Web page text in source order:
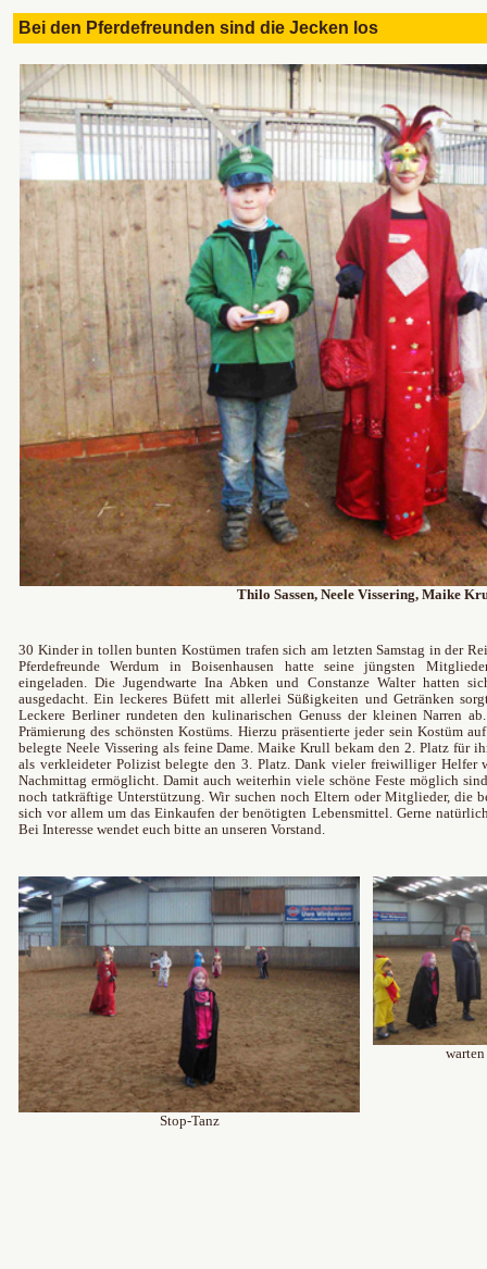
Bei den Pferdefreunden sind die Jecken
Thilo Sassen, Neele Vissering, Maike
30 Kinder in tollen bunten Kostümen trafen sich am letzten Samstag in der
Pferdefreunde Werdum in Boisenhausen hatte seine jüngsten
eingeladen. Die Jugendwarte Ina Abken und Constanze Walter hatten
ausgedacht. Ein leckeres Büfett mit allerlei Süßigkeiten und Getränken
Leckere Berliner rundeten den kulinarischen Genuss der kleinen Narren
Prämierung des schönsten Kostüms. Hierzu präsentierte jeder sein Kostüm
belegte Neele Vissering als feine Dame. Maike Krull bekam den 2. Platz für
als verkleideter Polizist belegte den 3. Platz. Dank vieler freiwilliger Helfer
Nachmittag ermöglicht. Damit auch weiterhin viele schöne Feste möglich
noch tatkräftige Unterstützung. Wir suchen noch Eltern oder Mitglieder, die
sich vor allem um das Einkaufen der benötigten Lebensmittel. Gerne
Bei Interesse wendet euch bitte an unseren Vorstand.
Stop-Tanz